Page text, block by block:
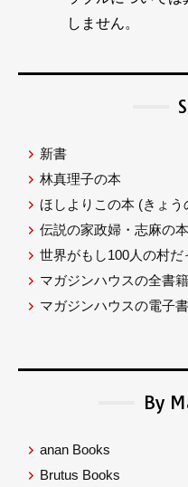
しません。
新書
林真理子の本
ほしよりこの本 (きょう
伝説の家政婦・志麻の本
世界がもし100人の村だ
マガジンハウスの全書
マガジンハウスの電子
By
anan Books
Brutus Books